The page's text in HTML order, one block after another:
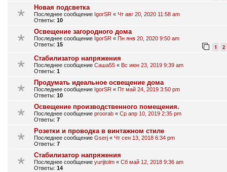
Новая подсветка
Последнее сообщение IgorSR « Чт авг 20, 2020 11:58 am
Ответы: 10
Освещение загородного дома
Последнее сообщение IgorSR « Пн янв 20, 2020 9:50 am
Ответы: 15 1 2
Стабилизатор напряжения
Последнее сообщение Саша55 « Вс июн 23, 2019 9:39 am
Ответы: 1
Продумать идеальное освещение дома
Последнее сообщение IgorSR « Пт май 24, 2019 3:50 pm
Ответы: 10
Освещение производственного помещения.
Последнее сообщение proorab « Ср апр 10, 2019 2:35 pm
Ответы: 7
Розетки и проводка в винтажном стиле
Последнее сообщение Gserj « Чт сен 13, 2018 6:34 pm
Ответы: 7
Стабилизатор напряжения
Последнее сообщение yurijtolm « Сб май 12, 2018 9:36 am
Ответы: 14